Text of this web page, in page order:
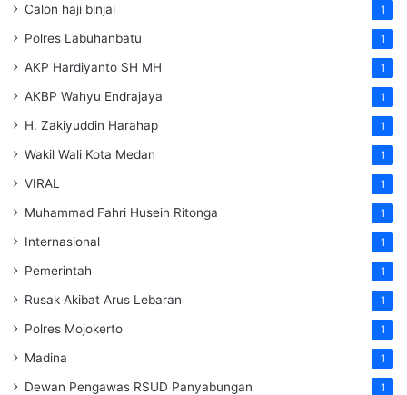
Calon haji binjai 1
Polres Labuhanbatu 1
AKP Hardiyanto SH MH 1
AKBP Wahyu Endrajaya 1
H. Zakiyuddin Harahap 1
Wakil Wali Kota Medan 1
VIRAL 1
Muhammad Fahri Husein Ritonga 1
Internasional 1
Pemerintah 1
Rusak Akibat Arus Lebaran 1
Polres Mojokerto 1
Madina 1
Dewan Pengawas RSUD Panyabungan 1